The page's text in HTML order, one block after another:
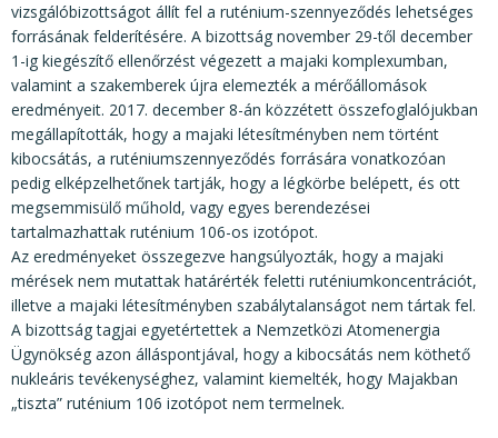
vizsgálóbizottságot állít fel a ruténium-szennyeződés lehetséges
forrásának felderítésére. A bizottság november 29-től december
1-ig kiegészítő ellenőrzést végezett a majaki komplexumban,
valamint a szakemberek újra elemezték a mérőállomások
eredményeit. 2017. december 8-án közzétett összefoglalójukban
megállapították, hogy a majaki létesítményben nem történt
kibocsátás, a ruténiumszennyeződés forrására vonatkozóan
pedig elképzelhetőnek tartják, hogy a légkörbe belépett, és ott
megsemmisülő műhold, vagy egyes berendezései
tartalmazhattak ruténium 106-os izotópot.
Az eredményeket összegezve hangsúlyozták, hogy a majaki
mérések nem mutattak határérték feletti ruténiumkoncentrációt,
illetve a majaki létesítményben szabálytalanságot nem tártak fel.
A bizottság tagjai egyetértettek a Nemzetközi Atomenergia
Ügynökség azon álláspontjával, hogy a kibocsátás nem köthető
nukleáris tevékenységhez, valamint kiemelték, hogy Majakban
„tiszta” ruténium 106 izotópot nem termelnek.